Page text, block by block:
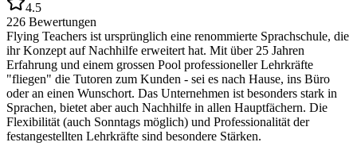
4.5
226 Bewertungen
Flying Teachers ist ursprünglich eine renommierte Sprachschule, die
ihr Konzept auf Nachhilfe erweitert hat. Mit über 25 Jahren
Erfahrung und einem grossen Pool professioneller Lehrkräfte
"fliegen" die Tutoren zum Kunden - sei es nach Hause, ins Büro
oder an einen Wunschort. Das Unternehmen ist besonders stark in
Sprachen, bietet aber auch Nachhilfe in allen Hauptfächern. Die
Flexibilität (auch Sonntags möglich) und Professionalität der
festangestellten Lehrkräfte sind besondere Stärken.